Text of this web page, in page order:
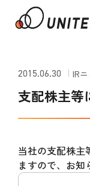
2015.06.30 IR
支配株主等
当社の支配株主
ますので、お知